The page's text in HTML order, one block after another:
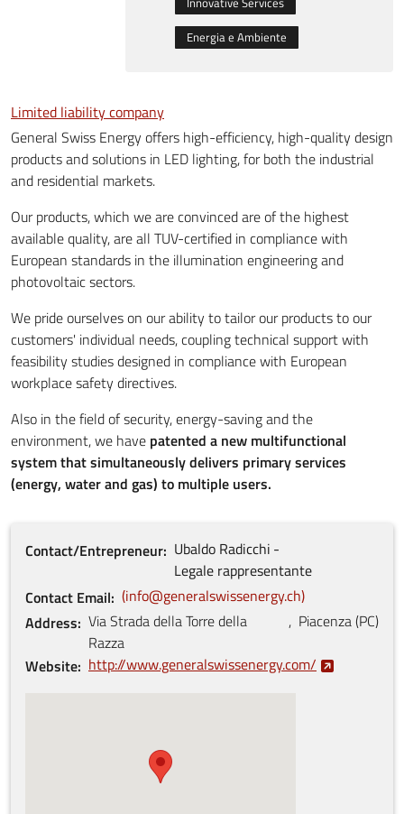
Energia e Ambiente
Limited liability company
General Swiss Energy offers high-efficiency, high-quality design
products and solutions in LED lighting, for both the industrial
and residential markets.
Our products, which we are convinced are of the highest
available quality, are all TUV-certified in compliance with
European standards in the illumination engineering and
photovoltaic sectors.
We pride ourselves on our ability to tailor our products to our
customers' individual needs, coupling technical support with
feasibility studies designed in compliance with European
workplace safety directives.
Also in the field of security, energy-saving and the
environment, we have patented a new multifunctional
system that simultaneously delivers primary services
(energy, water and gas) to multiple users.
Contact/Entrepreneur Ubaldo Radicchi
Legale rappresentante
Contact Email
info@generalswissenergy.ch
Address Via Strada della Torre della
Razza
, Piacenza(PC)
Website http://www.generalswissenergy.com/